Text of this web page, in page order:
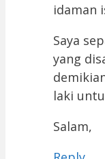
idaman
Saya
yang
laki
Salam,